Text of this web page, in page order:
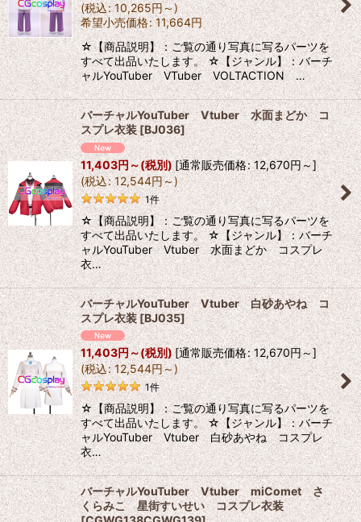
(税込: 10,265円～)
希望小売価格: 11,664円
☆【商品説明】：ご覧の通り写真に写るパーツを
すべて出品いたします。 ☆【ジャンル】：バーチ
ャルYouTuber VTuber VOLTACTION …
バーチャルYouTuber Vtuber 水面まどか コ
スプレ衣装[BJ036]
11,403円～(税別) [通常販売価格: 12,670円～]
(税込: 12,544円～)
1件
☆【商品説明】：ご覧の通り写真に写るパーツを
すべて出品いたします。 ☆【ジャンル】：バーチ
ャルYouTuber Vtuber 水面まどか コスプレ
衣…
バーチャルYouTuber Vtuber 白砂あやね コ
スプレ衣装[BJ035]
11,403円～(税別) [通常販売価格: 12,670円～]
(税込: 12,544円～)
1件
☆【商品説明】：ご覧の通り写真に写るパーツを
すべて出品いたします。 ☆【ジャンル】：バーチ
ャルYouTuber Vtuber 白砂あやね コスプレ
衣…
バーチャルYouTuber Vtuber miComet さ
くらみこ 星街すいせい コスプレ衣装